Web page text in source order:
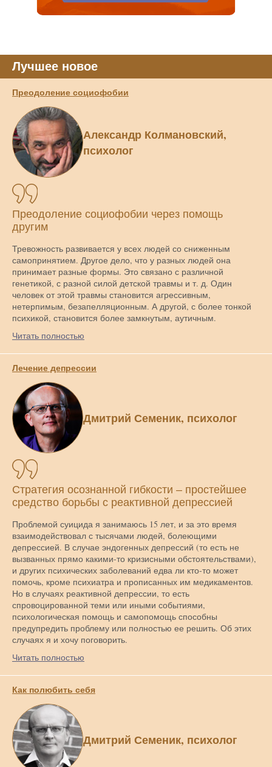
Лучшее новое
Преодоление социофобии
Александр Колмановский,
психолог
Преодоление социофобии через помощь
другим
Тревожность развивается у всех людей со сниженным
самопринятием. Другое дело, что у разных людей она
принимает разные формы. Это связано с различной
генетикой, с разной силой детской травмы и т. д. Один
человек от этой травмы становится агрессивным,
нетерпимым, безапелляционным. А другой, с более тонкой
психикой, становится более замкнутым, аутичным.
Читать полностью
Лечение депрессии
Дмитрий Семеник, психолог
Стратегия осознанной гибкости – простейшее
средство борьбы с реактивной депрессией
Проблемой суицида я занимаюсь 15 лет, и за это время
взаимодействовал с тысячами людей, болеющими
депрессией. В случае эндогенных депрессий (то есть не
вызванных прямо какими-то кризисными обстоятельствами),
и других психических заболеваний едва ли кто-то может
помочь, кроме психиатра и прописанных им медикаментов.
Но в случаях реактивной депрессии, то есть
спровоцированной теми или иными событиями,
психологическая помощь и самопомощь способны
предупредить проблему или полностью ее решить. Об этих
случаях я и хочу поговорить.
Читать полностью
Как полюбить себя
Дмитрий Семеник, психолог